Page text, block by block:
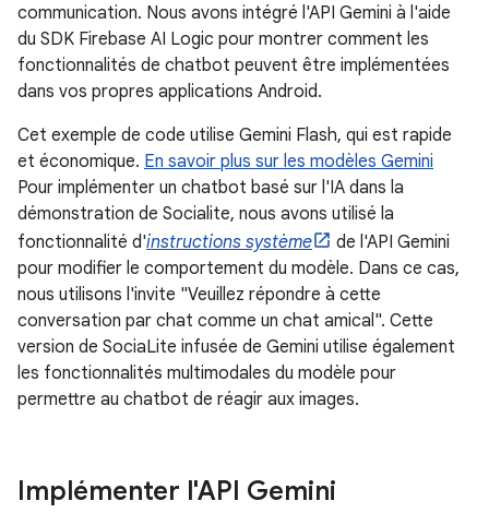
communication. Nous avons intégré l'API Gemini à l'aide
du SDK Firebase AI Logic pour montrer comment les
fonctionnalités de chatbot peuvent être implémentées
dans vos propres applications Android.
Cet exemple de code utilise Gemini Flash, qui est rapide
et économique. En savoir plus sur les modèles Gemini
Pour implémenter un chatbot basé sur l'IA dans la
démonstration de Socialite, nous avons utilisé la
fonctionnalité d'instructions système
de l'API Gemini
pour modifier le comportement du modèle. Dans ce cas,
nous utilisons l'invite "Veuillez répondre à cette
conversation par chat comme un chat amical". Cette
version de SociaLite infusée de Gemini utilise également
les fonctionnalités multimodales du modèle pour
permettre au chatbot de réagir aux images.
Implémenter l'API Gemini